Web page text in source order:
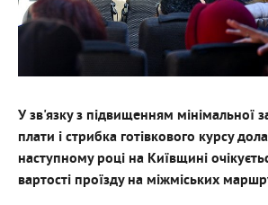
У зв'язку з підвищенням мінімальної
плати і стрибка готівкового курсу
наступному році на Київщині
вартості проїзду на міжміських